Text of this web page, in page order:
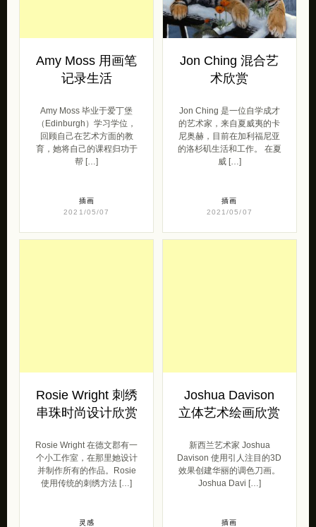
Amy Moss 用画笔
记录生活
Amy Moss 毕业于爱丁堡
（Edinburgh）学习学位，
回顾自己在艺术方面的教
育，她将自己的课程归功于
帮 […]
插画
2021/05/07
Jon Ching 混合艺
术欣赏
Jon Ching 是一位自学成才
的艺术家，来自夏威夷的卡
尼奥赫，目前在加利福尼亚
的洛杉矶生活和工作。 在夏
威 […]
插画
2021/05/07
Rosie Wright 刺绣
串珠时尚设计欣赏
Rosie Wright 在德文郡有一
个小工作室，在那里她设计
并制作所有的作品。Rosie
使用传统的刺绣方法 […]
灵感
Joshua Davison
立体艺术绘画欣赏
新西兰艺术家 Joshua
Davison 使用引人注目的3D
效果创建华丽的调色刀画。
Joshua Davi […]
插画